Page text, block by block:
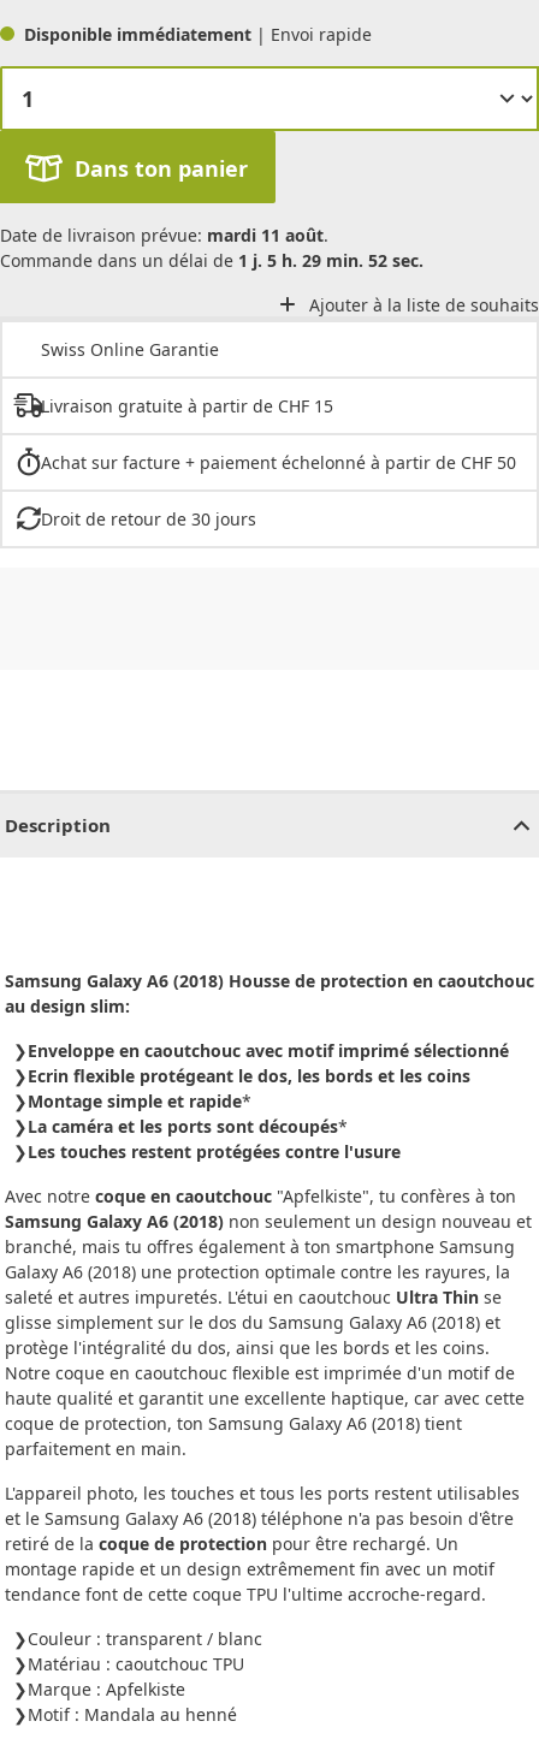
Disponible immédiatement | Envoi rapide
Dans ton panier
Date de livraison prévue: mardi 11 août.
Commande dans un délai de 1 j. 5 h. 29 min. 52 sec.
Ajouter à la liste de souhaits
Swiss Online Garantie
Livraison gratuite à partir de CHF 15
Achat sur facture + paiement échelonné à partir de CHF 50
Droit de retour de 30 jours
Description
Samsung Galaxy A6 (2018) Housse de protection en caoutchouc
au design slim:
Enveloppe en caoutchouc avec motif imprimé sélectionné
Ecrin flexible protégeant le dos, les bords et les coins
Montage simple et rapide*
La caméra et les ports sont découpés*
Les touches restent protégées contre l'usure
Avec notre coque en caoutchouc "Apfelkiste", tu confères à ton
Samsung Galaxy A6 (2018) non seulement un design nouveau et
branché, mais tu offres également à ton smartphone Samsung
Galaxy A6 (2018) une protection optimale contre les rayures, la
saleté et autres impuretés. L'étui en caoutchouc Ultra Thin se
glisse simplement sur le dos du Samsung Galaxy A6 (2018) et
protège l'intégralité du dos, ainsi que les bords et les coins.
Notre coque en caoutchouc flexible est imprimée d'un motif de
haute qualité et garantit une excellente haptique, car avec cette
coque de protection, ton Samsung Galaxy A6 (2018) tient
parfaitement en main.
L'appareil photo, les touches et tous les ports restent utilisables
et le Samsung Galaxy A6 (2018) téléphone n'a pas besoin d'être
retiré de la coque de protection pour être rechargé. Un
montage rapide et un design extrêmement fin avec un motif
tendance font de cette coque TPU l'ultime accroche-regard.
Couleur : transparent / blanc
Matériau : caoutchouc TPU
Marque : Apfelkiste
Motif : Mandala au henné